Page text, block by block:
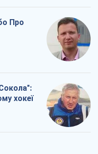
Про
хокеї